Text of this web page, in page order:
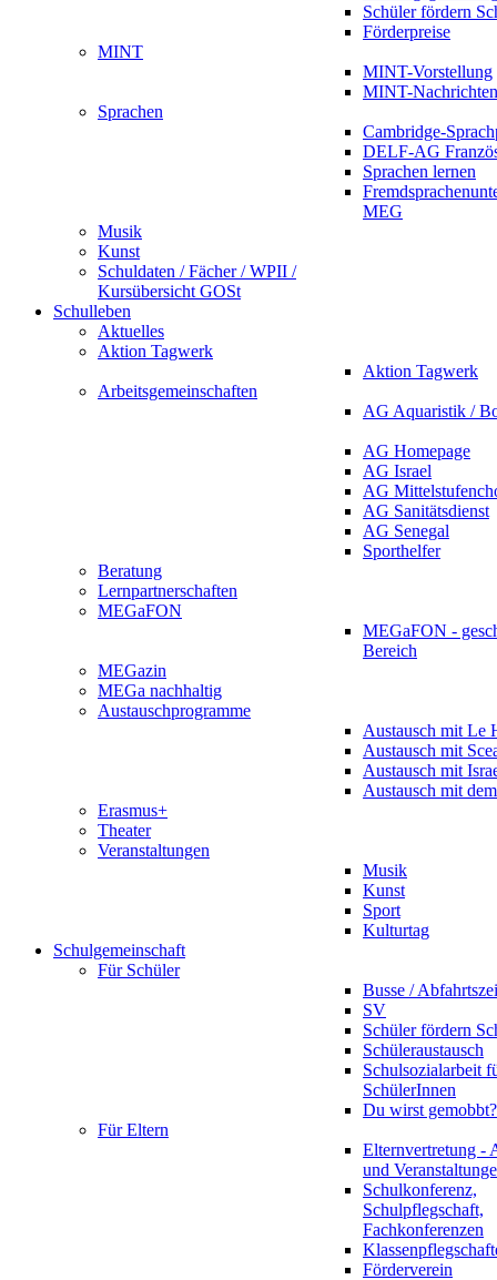
Schüler fördern
Förderpreise
MINT
MINT-Vorstellung
MINT-Nachrichten
Sprachen
Cambridge-
DELF-AG
Sprachen lernen
MEG
Musik
Kunst
Schuldaten / Fächer / WPII /
Kursübersicht GOSt
Schulleben
Aktuelles
Aktion Tagwerk
Aktion Tagwerk
Arbeitsgemeinschaften
AG Aquaristik /
AG Homepage
AG Israel
AG
AG Sanitätsdienst
AG Senegal
Sporthelfer
Beratung
Lernpartnerschaften
MEGaFON
MEGaFON -
Bereich
MEGazin
MEGa nachhaltig
Austauschprogramme
Austausch mit Le
Austausch mit
Austausch mit
Austausch mit
Erasmus+
Theater
Veranstaltungen
Musik
Kunst
Sport
Kulturtag
Schulgemeinschaft
Für Schüler
Busse /
SV
Schüler fördern
Schüleraustausch
Schulsozialarbeit
SchülerInnen
Du wirst gemobbt?
Für Eltern
Elternvertretung -
und
Schulkonferenz,
Schulpflegschaft,
Fachkonferenzen
Förderverein